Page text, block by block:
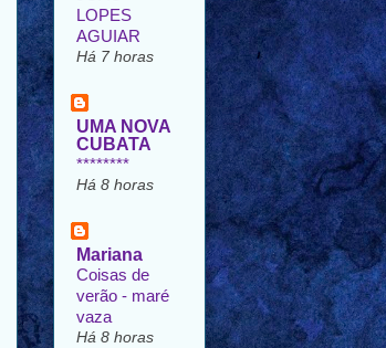
LOPES
AGUIAR
Há 7 horas
UMA NOVA
CUBATA
********
Há 8 horas
Mariana
Coisas de
verão - maré
vaza
Há 8 horas